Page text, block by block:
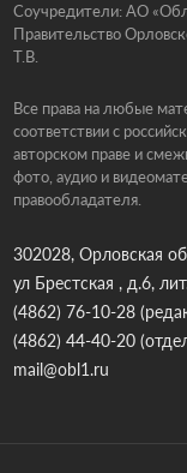
Соучредители: АО
Правительство
Т.В.
Все права на любые
соответствии с
авторском праве и
фото, аудио и
правообладателя.
302028, Орловская
ул Брестская , д.6,
(4862) 76-10-28
(4862) 44-40-20
mail@obl1.ru